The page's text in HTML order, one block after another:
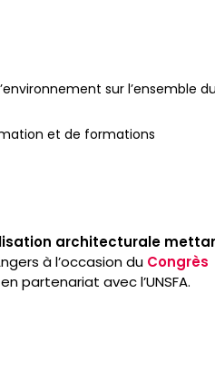
sur l’ensemble
et de formations
architecturale
à l’occasion du Congrès
en partenariat avec l’UNSFA.